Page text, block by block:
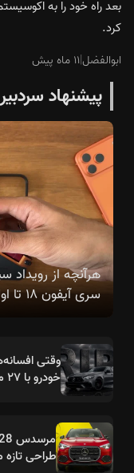
بعد راه خود را به
کرد.
ابوالفضل|۱۱ ماه پیش
پیشنهاد سردبیر
سری آیفون ۱۸ تا اولین آیفون تاشو
وقتی
خودرو با ۲۷ محصول در سال ۲۰۲۶
طراحی